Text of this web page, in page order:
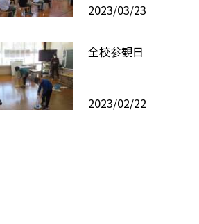
2023/03/23
全校参観日
2023/02/22